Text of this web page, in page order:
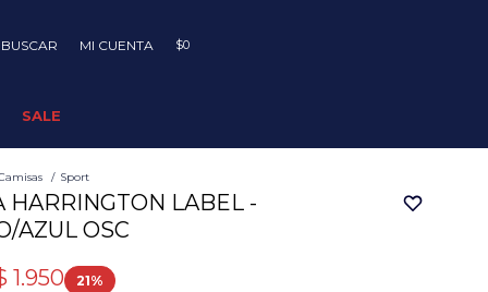
SALE
$0
Sport
HARRINGTON LABEL -
AZUL OSC
1.950 21